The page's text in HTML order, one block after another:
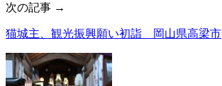
次の記事 →
猫城主、観光振興願い初詣 岡山県高梁市